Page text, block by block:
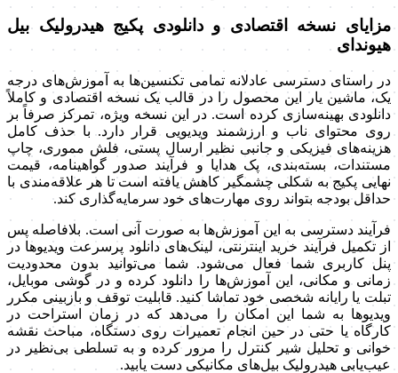
مزایای نسخه اقتصادی و دانلودی پکیج هیدرولیک بیل
هیوندای
در راستای دسترسی عادلانه تمامی تکنسین‌ها به آموزش‌های درجه
یک، ماشین یار این محصول را در قالب یک نسخه اقتصادی و کاملاً
دانلودی بهینه‌سازی کرده است. در این نسخه ویژه، تمرکز صرفاً بر
روی محتوای ناب و ارزشمند ویدیویی قرار دارد. با حذف کامل
هزینه‌های فیزیکی و جانبی نظیر ارسال پستی، فلش مموری، چاپ
مستندات، بسته‌بندی، پک هدایا و فرآیند صدور گواهینامه، قیمت
نهایی پکیج به شکلی چشمگیر کاهش یافته است تا هر علاقه‌مندی با
حداقل بودجه بتواند روی مهارت‌های خود سرمایه‌گذاری کند.
فرآیند دسترسی به این آموزش‌ها به صورت آنی است. بلافاصله پس
از تکمیل فرآیند خرید اینترنتی، لینک‌های دانلود پرسرعت ویدیوها در
پنل کاربری شما فعال می‌شود. شما می‌توانید بدون محدودیت
زمانی و مکانی، این آموزش‌ها را دانلود کرده و در گوشی موبایل،
تبلت یا رایانه شخصی خود تماشا کنید. قابلیت توقف و بازبینی مکرر
ویدیوها به شما این امکان را می‌دهد که در زمان استراحت در
کارگاه یا حتی در حین انجام تعمیرات روی دستگاه، مباحث نقشه
خوانی و تحلیل شیر کنترل را مرور کرده و به تسلطی بی‌نظیر در
عیب‌یابی هیدرولیک بیل‌های مکانیکی دست یابید.